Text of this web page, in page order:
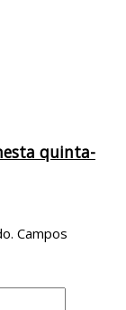
quinta-
Campos